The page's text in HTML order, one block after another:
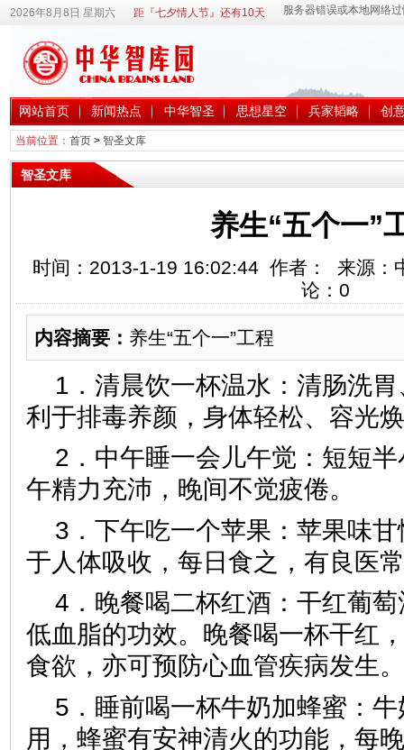
2026年8月8日 星期六 距『七夕情人节』还有10天
网站首页 新闻热点 中华智圣 思想星空 兵家韬略 创
当前位置： 首页> 智圣文库
智圣文库
养生“五个一”
时间：2013-1-19 16:02:44 作者： 来源：
论： 0
内容摘要： 养生“五个一”工程
1．清晨饮一杯温水：清肠洗
利于排毒养颜，身体轻松、容光
2．中午睡一会儿午觉：短短
午精力充沛，晚间不觉疲倦。
3．下午吃一个苹果：苹果味
于人体吸收，每日食之，有良医
4．晚餐喝二杯红酒：干红葡
低血脂的功效。晚餐喝一杯干红
食欲，亦可预防心血管疾病发生。
5．睡前喝一杯牛奶加蜂蜜：
用，蜂蜜有安神清火的功能，每